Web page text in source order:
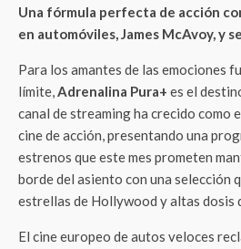
Una fórmula perfecta de acción
en automóviles, James McAvoy, y
Para los amantes de las emociones
límite,Adrenalina Pura+ es el
canal de streaming ha crecido como
cine de acción, presentando una
estrenos que este mes prometen
borde del asiento con una selección
estrellas de Hollywood y altas dosis
El cine europeo de autos veloces